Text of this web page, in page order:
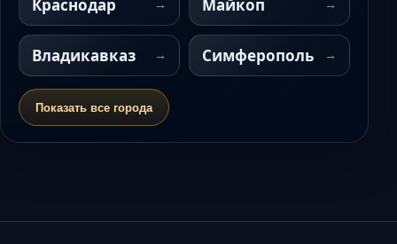
Краснодар Майкоп
Владикавказ Симферополь
Показать все города